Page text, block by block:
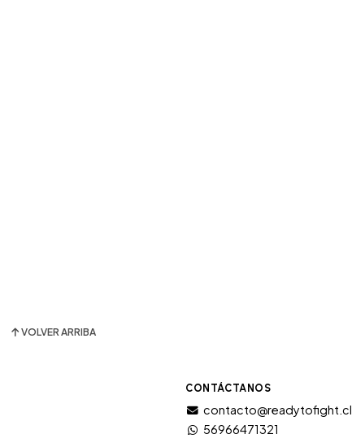
VOLVER ARRIBA
CONTÁCTANOS
contacto@readytofight.cl
56966471321